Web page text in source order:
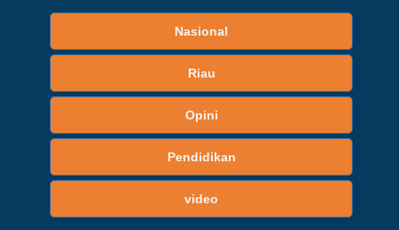
Nasional
Riau
Opini
Pendidikan
video